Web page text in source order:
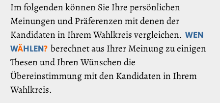
Im folgenden können Sie Ihre persönlichen
Meinungen und Präferenzen mit denen der
Kandidaten in Ihrem Wahlkreis vergleichen. WEN
WÄHLEN? berechnet aus Ihrer Meinung zu einigen
Thesen und Ihren Wünschen die
Übereinstimmung mit den Kandidaten in Ihrem
Wahlkreis.